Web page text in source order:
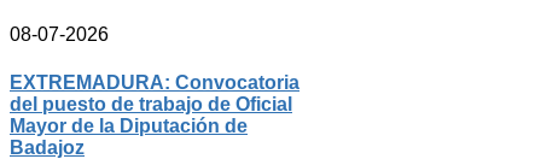
08-07-2026
EXTREMADURA: Convocatoria
del puesto de trabajo de Oficial
Mayor de la Diputación de
Badajoz